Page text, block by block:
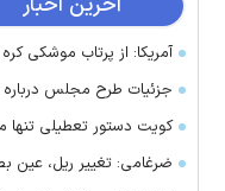
آمریکا: از پرتاب موشکی
جزئیات طرح مجلس درباره
کویت دستور تعطیلی تنها
ضرغامی: تغییر ریل،